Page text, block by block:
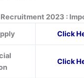
2023 :
Click
Click